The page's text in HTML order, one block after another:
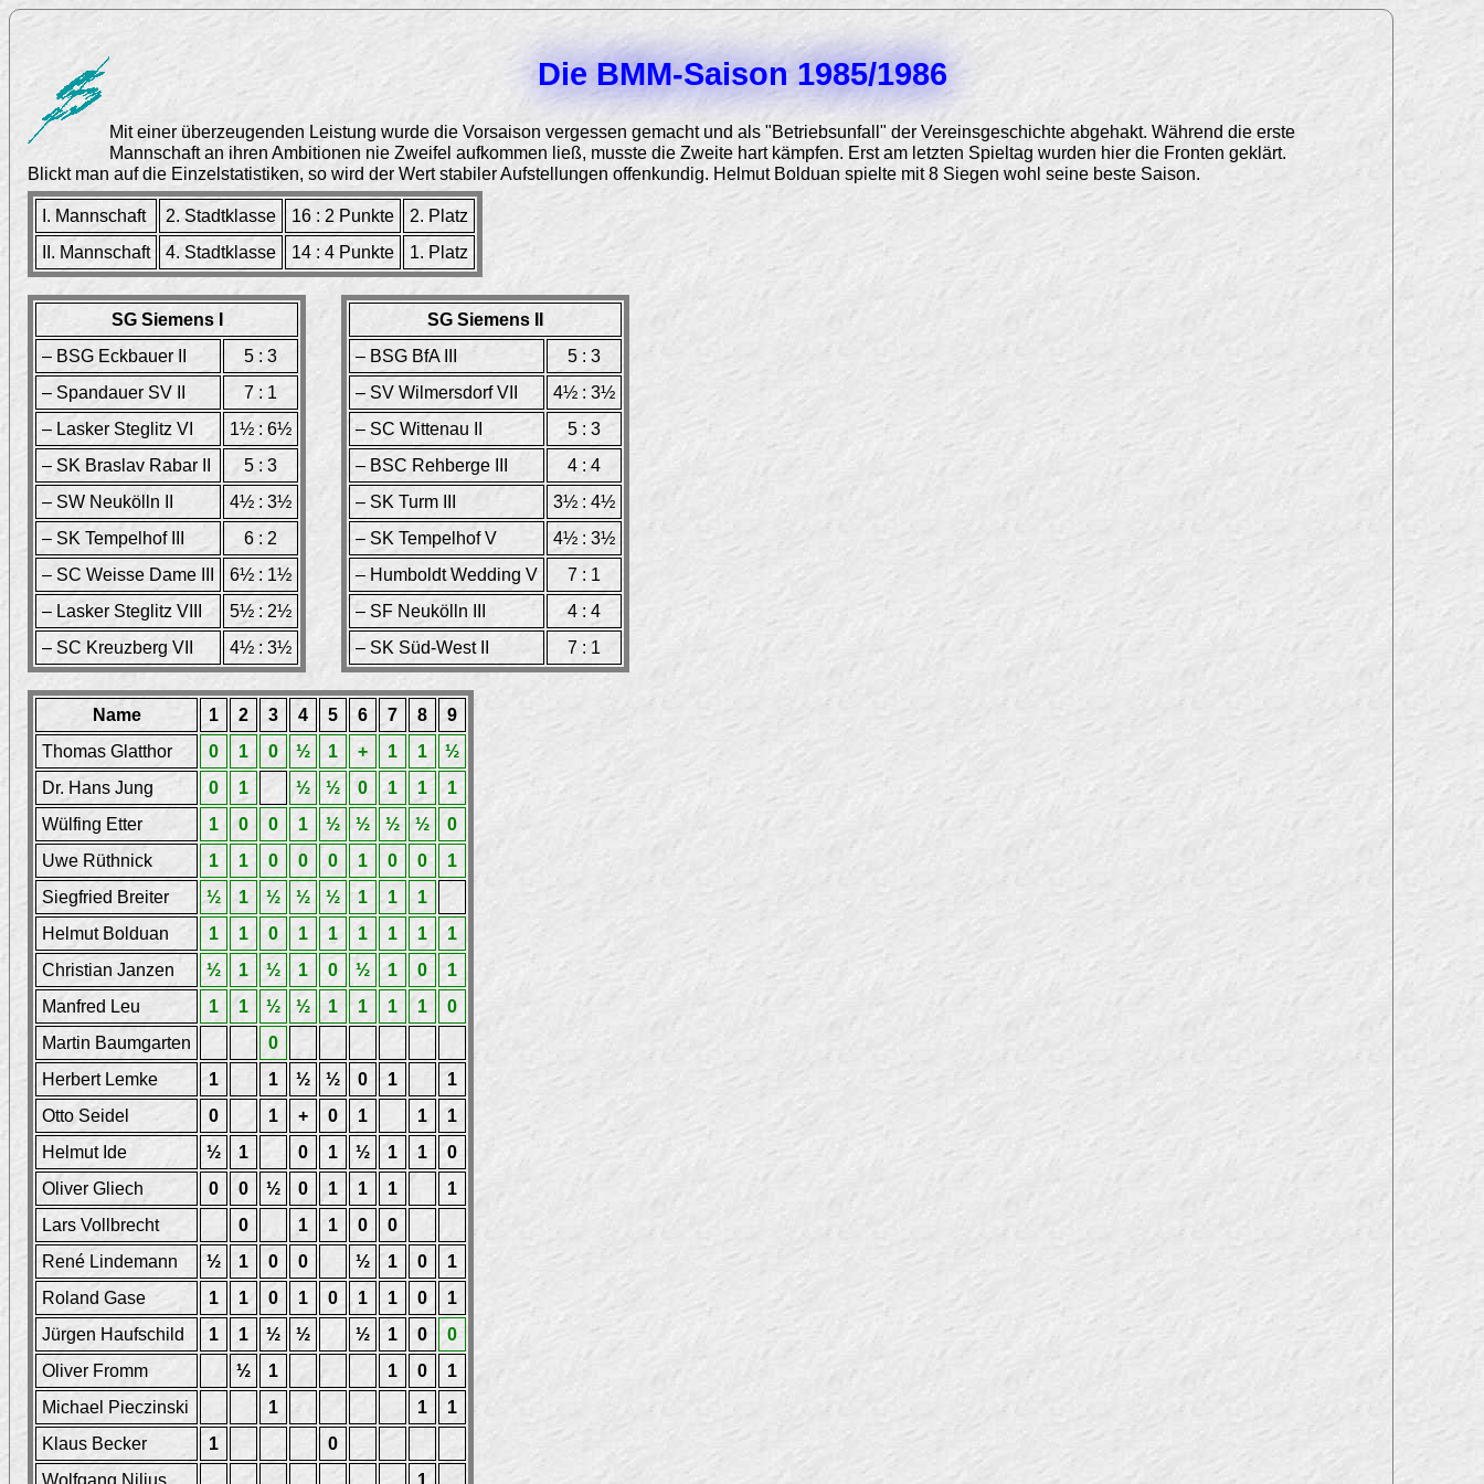
Die BMM-Saison 1985/1986
Mit einer überzeugenden Leistung wurde die Vorsaison vergessen gemacht und als "Betriebsunfall" der Vereinsgeschichte abgehakt. Während die erste
Mannschaft an ihren Ambitionen nie Zweifel aufkommen ließ, musste die Zweite hart kämpfen. Erst am letzten Spieltag wurden hier die Fronten geklärt.
Blickt man auf die Einzelstatistiken, so wird der Wert stabiler Aufstellungen offenkundig. Helmut Bolduan spielte mit 8 Siegen wohl seine beste Saison.
I. Mannschaft 2. Stadtklasse 16 : 2 Punkte
2. Platz
II. Mannschaft
4. Stadtklasse 14 : 4 Punkte 1. Platz
SG Siemens I
– BSG Eckbauer II
5 : 3
– Spandauer SV II
7 : 1
– Lasker Steglitz VI
1½ : 6½
– SK Braslav Rabar II
5 : 3
– SW Neukölln II
4½ : 3½
– SK Tempelhof III
6 : 2
– SC Weisse Dame III
6½ : 1½
– Lasker Steglitz VIII
5½ : 2½
– SC Kreuzberg VII
4½ : 3½
SG Siemens II
– BSG BfA III
5 : 3
– SV Wilmersdorf VII
4½ : 3½
– SC Wittenau II
5 : 3
– BSC Rehberge III
4 : 4
– SK Turm III
3½ : 4½
– SK Tempelhof V
4½ : 3½
– Humboldt Wedding V
7 : 1
– SF Neukölln III
4 : 4
– SK Süd-West II
7 : 1
Name 1 2 3 4 5 6 7 8
9
Thomas Glatthor
0 1 0 ½ 1 + 1 1
½
Dr. Hans Jung
0 1 ½ ½ 0 1 1
1
Wülfing Etter
1 0 0 1 ½ ½ ½ ½
0
Uwe Rüthnick
1 1 0 0 0 1 0 0
1
Siegfried Breiter
½ 1 ½ ½ ½ 1 1
1
Helmut Bolduan
1 1 0 1 1 1 1 1
1
Christian Janzen
½ 1 ½ 1 0 ½ 1 0
1
Manfred Leu
1 1 ½ ½ 1 1 1 1
0
Martin Baumgarten
0
Herbert Lemke
1 1 ½ ½ 0 1
1
Otto Seidel
0 1 + 0 1 1
1
Helmut Ide
½ 1 0 1 ½ 1 1
0
Oliver Gliech
0 0 ½ 0 1 1 1
1
Lars Vollbrecht
0 1 1 0
0
René Lindemann
½ 1 0 0 ½ 1 0
1
Roland Gase
1 1 0 1 0 1 1 0
1
Jürgen Haufschild
1 1 ½ ½ ½ 1 0
0
Oliver Fromm
½ 1 1 0
1
Michael Pieczinski
1 1
1
Klaus Becker
1
0